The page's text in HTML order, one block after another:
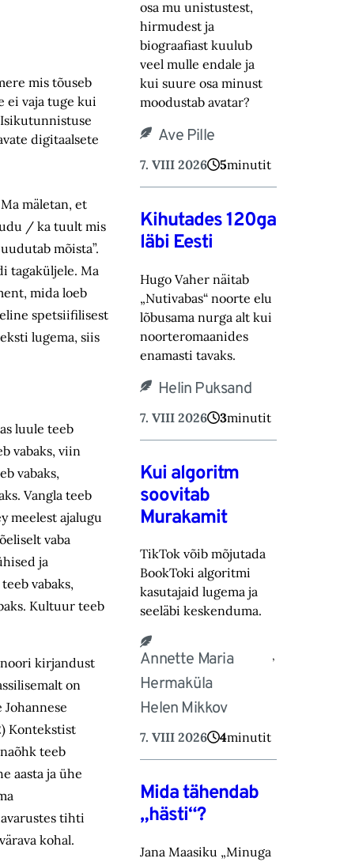
mis tõuseb
ei vaja tuge kui
digitaalsete
mäletan, et
/ ka tuult mis
mõista”.
tagaküljele. Ma
mida loeb
spetsiifilisest
lugema, siis
luule teeb
vabaks, viin
vabaks,
Vangla teeb
meelest ajalugu
vaba
ja
vabaks,
Kultuur teeb
noori kirjandust
on
Kontekstist
teeb
aasta ja ühe
tihti
kohal.
osa mu unistustest,
hirmudest ja
biograafiast ‎kuulub
veel mulle endale ja
kui suure osa minust
moodustab avatar? ‎
Ave Pille
7. VIII 2026 5minutit
Kihutades 120ga
läbi Eesti
Hugo Vaher näitab
„Nutivabas“ noorte elu
lõbusama nurga alt kui
noorteromaanides
ena‎masti tavaks.‎
Helin Puksand
7. VIII 2026 3minutit
Kui algoritm
soovitab
Murakamit
TikTok võib mõjutada
BookToki algoritmi
kasutajaid lugema ja
seeläbi keskenduma.‎
Annette Maria
Hermaküla
,
Helen Mikkov
7. VIII 2026 4minutit
Mida tähendab
„hästi“?
Jana Maasiku „Minuga